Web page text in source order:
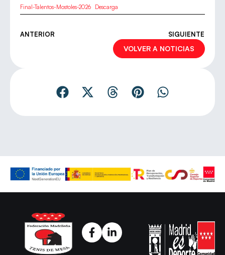
Final-Talentos-Mostoles-2026 Descarga
ANTERIOR SIGUIENTE
VOLVER A NOTICIAS